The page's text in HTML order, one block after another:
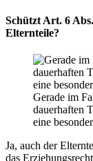
Schützt Art. 6
Elternteile?
Gerade im
dauerhaften
eine
Ja, auch der
das